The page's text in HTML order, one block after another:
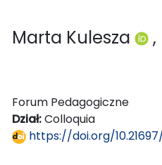
Marta Kulesza ,
Forum Pedagogiczne
Dział:Colloquia
https://doi.org/